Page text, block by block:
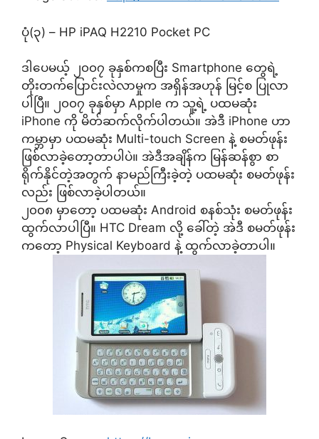
ပုံ(၃) – HP iPAQ H2210 Pocket PC
ဒါပေမယ့် ၂၀၀၇ ခုနှစ်ကစပြီး Smartphone တွေရဲ့
တိုးတက်ပြောင်းလဲလာမှုက အရှိန်အဟုန် မြင့်စ ပြုလာ
ပါပြီ။ ၂၀၀၇ ခုနှစ်မှာ Apple က သူ့ရဲ့ ပထမဆုံး
iPhone ကို မိတ်ဆက်လိုက်ပါတယ်။ အဲဒီ iPhone ဟာ
ကမ္ဘာမှာ ပထမဆုံး Multi-touch Screen နဲ့ စမတ်ဖုန်း
ဖြစ်လာခဲ့တော့တာပါပဲ။ အဲဒီအချိန်က မြန်ဆန်စွာ စာ
ရိုက်နိုင်တဲ့အတွက် နာမည်ကြီးခဲ့တဲ့ ပထမဆုံး စမတ်ဖုန်း
လည်း ဖြစ်လာခဲ့ပါတယ်။
၂၀၀၈ မှာတော့ ပထမဆုံး Android စနစ်သုံး စမတ်ဖုန်း
ထွက်လာပါပြီ။ HTC Dream လို့ ခေါ်တဲ့ အဲဒီ စမတ်ဖုန်း
ကတော့ Physical Keyboard နဲ့ ထွက်လာခဲ့တာပါ။